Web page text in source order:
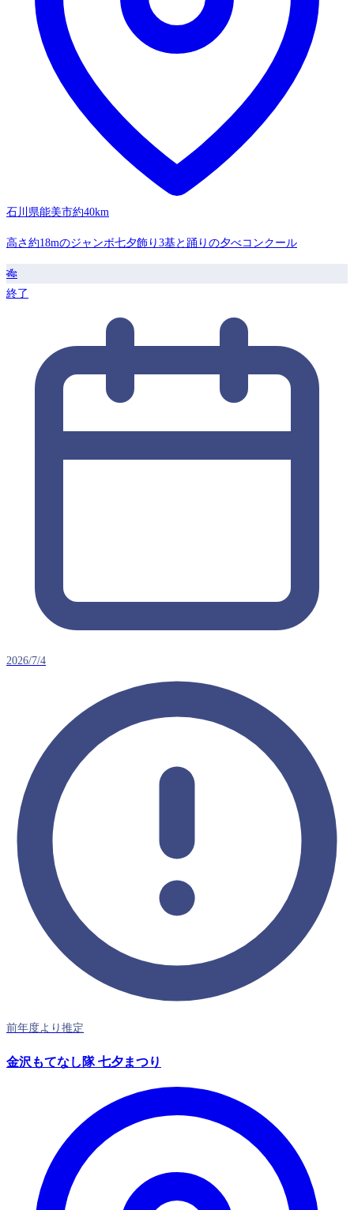
石川県能美市約40km
高さ約18mのジャンボ七夕飾り3基と踊りの夕べコンクール
🎋
終了
2026/7/4
前年度より推定
金沢もてなし隊 七夕まつり